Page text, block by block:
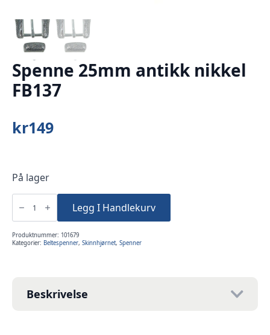
Spenne 25mm antikk nikkel
FB137
kr149
På lager
Spenne
antikk
nikkel
antall
Legg I Handlekurv
Produktnummer: 101679
Kategorier: Beltespenner, Skinnhjørnet, Spenner
Beskrivelse